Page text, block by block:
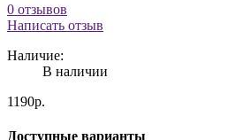
0 отзывов
Написать отзыв
Наличие:
В наличии
1190р.
Доступные варианты